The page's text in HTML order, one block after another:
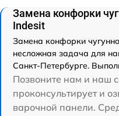
Замена конфорки
Indesit
Замена конфорки
несложная задача для
Санкт-Петербурге.
Позвоните нам и наш
проконсультирует и
варочной панели.